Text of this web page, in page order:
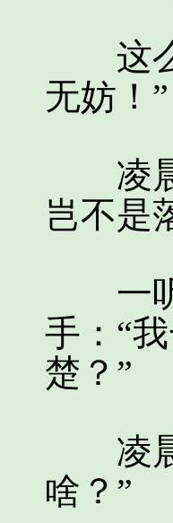
这么
无妨！”
凌晨
岂不是
一听
手：“
楚？”
凌晨
啥？”